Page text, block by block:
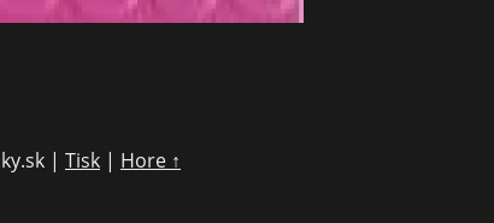
| Tisk | Hore ↑